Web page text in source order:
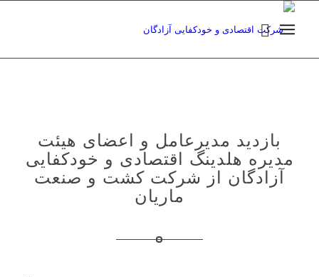
بازدید مدیرعامل و اعضای هیئت
مدیره هلدینگ اقتصادی و خودکفایی
آزادگان از شرکت کشت و صنعت
ماریان